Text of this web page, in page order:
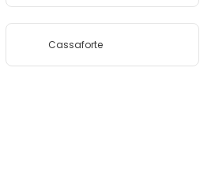
Cassaforte